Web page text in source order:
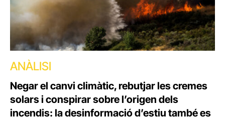
ANÀLISI
Negar el canvi climàtic, rebutjar les cremes
solars i conspirar sobre l’origen dels
incendis: la desinformació d’estiu també es